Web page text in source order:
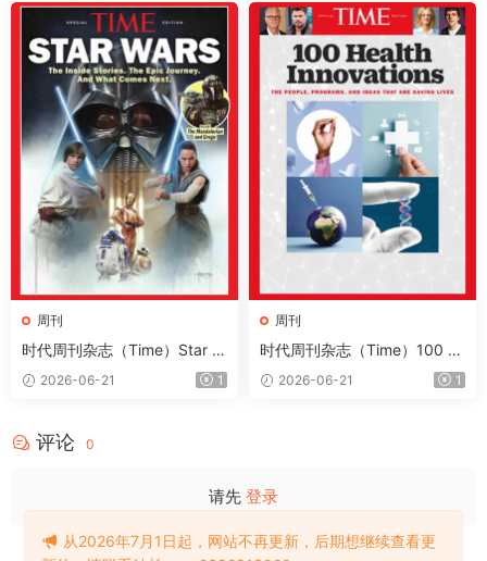
周刊
时代周刊杂志（Time）Star W
ars 2026
2026-06-21 1
周刊
时代周刊杂志（Time）100 H
ealth Innovations 2026
2026-06-21 1
评论 0
请先 登录
从2026年7月1日起，网站不再更新，后期想继续查看更